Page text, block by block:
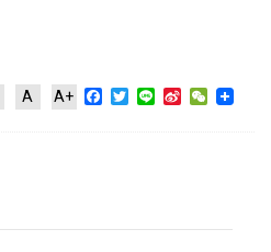
A A+ Facebook
Twitter
Line Sina WeChat